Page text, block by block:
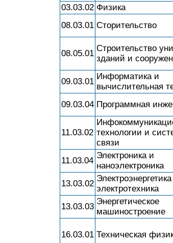
03.03.02 Физика
08.03.01 Сторительство
08.05.01
Строительство
зданий и
09.03.01
Информатика и
вычислительная
09.03.04 Программная
11.03.02 технологии и
связи
11.03.04
Электроника и
наноэлектроника
13.03.02
электротехника
13.03.03
Энергетическое
машиностроение
16.03.01 Техническая